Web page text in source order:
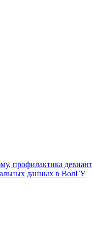
профилактика
данных в ВолГУ